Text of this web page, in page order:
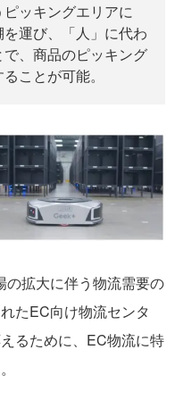
ッキングエリアに
を運び、「人」に代わ
、商品のピッキング
ことが可能。
拡大に伴う物流需要の
たEC向け物流センタ
るために、EC物流に特